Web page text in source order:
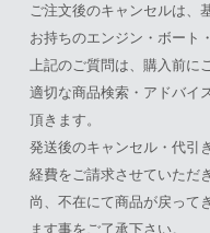
ご注文後のキャンセルは、
お持ちのエンジン・ボート
上記のご質問は、購入前に
適切な商品検索・アドバイ
頂きます。
発送後のキャンセル・代引
経費をご請求させていただ
尚、不在にて商品が戻って
ます事をご了承下さい。